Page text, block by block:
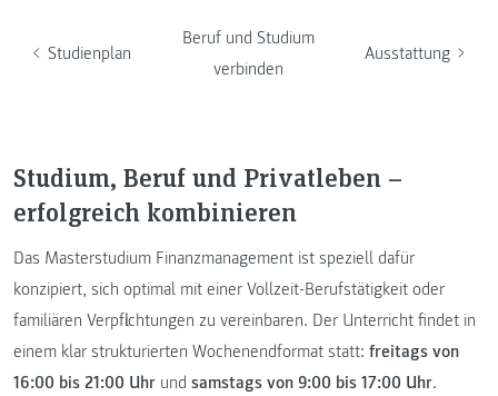
Studienplan
Beruf und Studium
verbinden
Ausstattung
Studium, Beruf und Privatleben –
erfolgreich kombinieren
Das Masterstudium Finanzmanagement ist speziell dafür
konzipiert, sich optimal mit einer Vollzeit-Berufstätigkeit oder
familiären Verpflichtungen zu vereinbaren. Der Unterricht findet in
einem klar strukturierten Wochenendformat statt: freitags von
16:00 bis 21:00 Uhr und samstags von 9:00 bis 17:00 Uhr.